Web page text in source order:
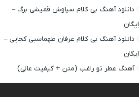
دانلود آهنگ بی کلام سیاوش قمیشی برگ –
دانلود آهنگ بی کلام عرفان طهماسبی کجایی –
آهنگ عطر تو راغب (متن + کیفیت عالی)